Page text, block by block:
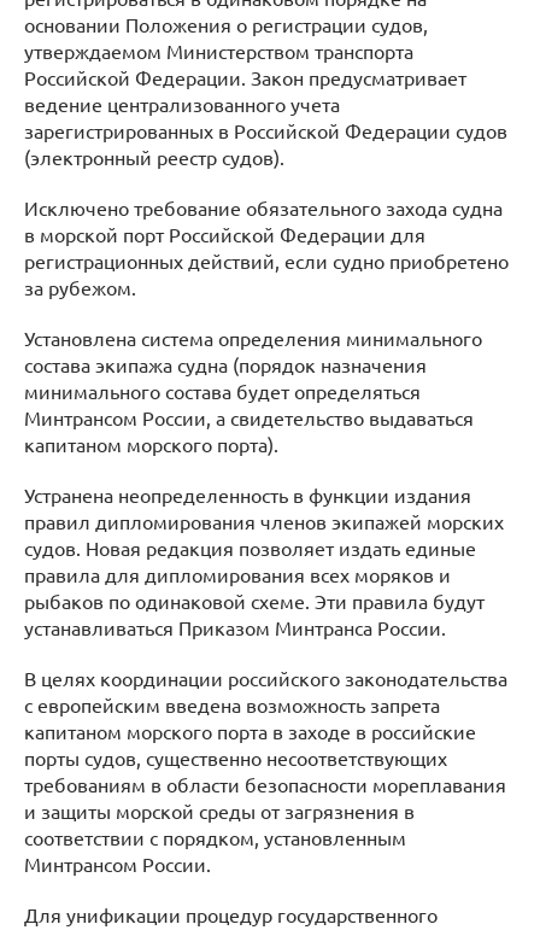
основании Положения о регистрации судов,
утверждаемом Министерством транспорта
Российской Федерации. Закон предусматривает
ведение централизованного учета
зарегистрированных в Российской Федерации судов
(электронный реестр судов).
Исключено требование обязательного захода судна
в морской порт Российской Федерации для
регистрационных действий, если судно приобретено
за рубежом.
Установлена система определения минимального
состава экипажа судна (порядок назначения
минимального состава будет определяться
Минтрансом России, а свидетельство выдаваться
капитаном морского порта).
Устранена неопределенность в функции издания
правил дипломирования членов экипажей морских
судов. Новая редакция позволяет издать единые
правила для дипломирования всех моряков и
рыбаков по одинаковой схеме. Эти правила будут
устанавливаться Приказом Минтранса России.
В целях координации российского законодательства
с европейским введена возможность запрета
капитаном морского порта в заходе в российские
порты судов, существенно несоответствующих
требованиям в области безопасности мореплавания
и защиты морской среды от загрязнения в
соответствии с порядком, установленным
Минтрансом России.
Для унификации процедур государственного